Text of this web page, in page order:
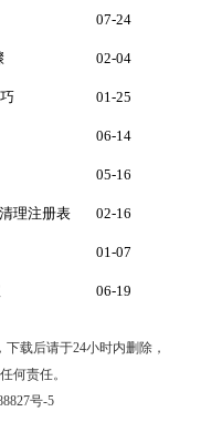
07-24
02-04
01-25
06-14
05-16
理注册表 02-16
01-07
06-19
载后请于24小时内删除，
何责任。
号-5